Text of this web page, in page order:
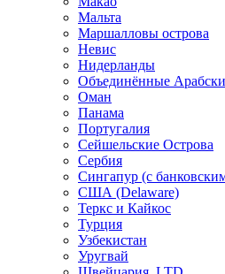
Мальта
Маршалловы острова
Нeвис
Нидерланды
Объединённые
Оман
Панама
Португалия
Сейшельские Острова
Сербия
Сингапур (c
США (Delaware)
Теркс и Кайкос
Турция
Узбекистан
Уругвай